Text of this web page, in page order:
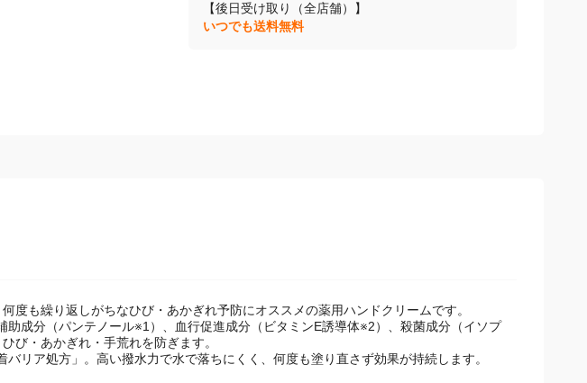
【後日受け取り（全店舗）】
いつでも送料無料
度も繰り返しがちなひび・あかぎれ予防にオススメの薬用ハンドクリームです。
成分（パンテノール※1）、血行促進成分（ビタミンE誘導体※2）、殺菌成分（イソプ
び・あかぎれ・手荒れを防ぎます。
リア処方」。高い撥水力で水で落ちにくく、何度も塗り直さず効果が持続します。